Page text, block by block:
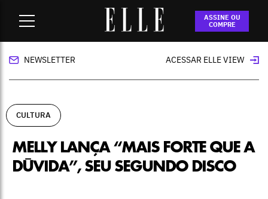
ASSINE OU
COMPRE
Melly lança “Mais forte que a dúvida”, seu
segundo disco
NEWSLETTER ACESSAR ELLE VIEW
CULTURA
MELLY LANÇA “MAIS FORTE QUE A
DÚVIDA”, SEU SEGUNDO DISCO